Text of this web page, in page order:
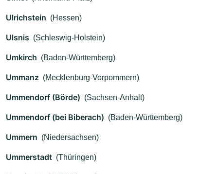
Ulrichstein (Hessen)
Ulsnis (Schleswig-Holstein)
Umkirch (Baden-Württemberg)
Ummanz (Mecklenburg-Vorpommern)
Ummendorf (Börde) (Sachsen-Anhalt)
Ummendorf (bei Biberach) (Baden-Württemberg)
Ummern (Niedersachsen)
Ummerstadt (Thüringen)